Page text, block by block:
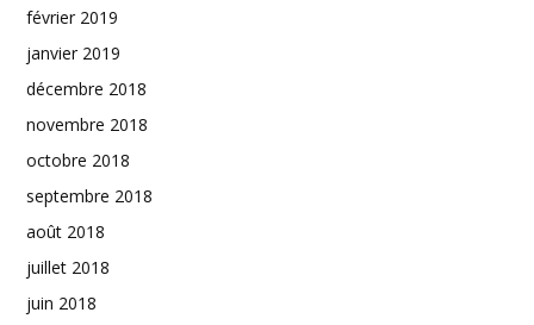
février 2019
janvier 2019
décembre 2018
novembre 2018
octobre 2018
septembre 2018
août 2018
juillet 2018
juin 2018